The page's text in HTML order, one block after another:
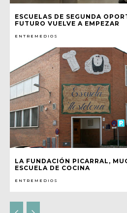
ESCUELAS DE SEGUNDA
FUTURO VUELVE A EMPEZAR
ENTREMEDIOS
LA FUNDACIÓN PICARRAL,
ESCUELA DE COCINA
ENTREMEDIOS